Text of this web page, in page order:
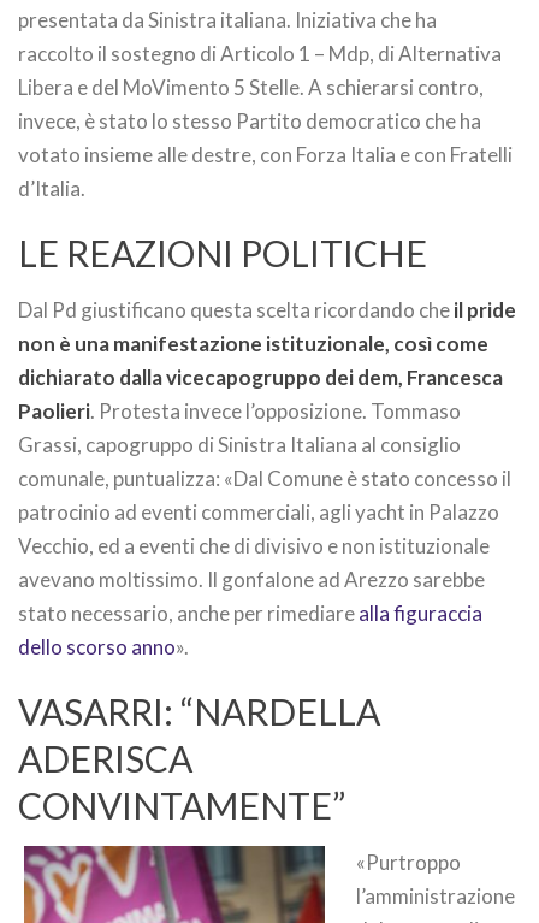
presentata da Sinistra italiana. Iniziativa che ha
raccolto il sostegno di Articolo 1 – Mdp, di Alternativa
Libera e del MoVimento 5 Stelle. A schierarsi contro,
invece, è stato lo stesso Partito democratico che ha
votato insieme alle destre, con Forza Italia e con Fratelli
d’Italia.
LE REAZIONI POLITICHE
Dal Pd giustificano questa scelta ricordando cheil pride
non è una manifestazione istituzionale, così come
dichiarato dalla vicecapogruppo dei dem, Francesca
Paolieri. Protesta invece l’opposizione. Tommaso
Grassi, capogruppo di Sinistra Italiana al consiglio
comunale, puntualizza: «Dal Comune è stato concesso il
patrocinio ad eventi commerciali, agli yacht in Palazzo
Vecchio, ed a eventi che di divisivo e non istituzionale
avevano moltissimo. Il gonfalone ad Arezzo sarebbe
stato necessario, anche per rimediarealla figuraccia
dello scorso anno».
VASARRI: “NARDELLA
ADERISCA
CONVINTAMENTE”
«Purtroppo
l’amministrazione